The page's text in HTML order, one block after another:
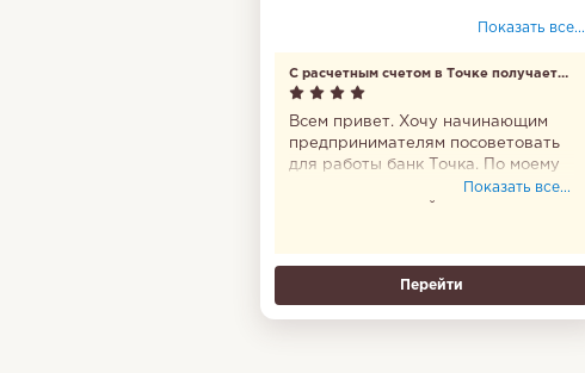
Показать все...
С расчетным счетом в Точке получается
реально экономить на банковских
операциях
Всем привет. Хочу начинающим
предпринимателям посоветовать
для работы банк Точка. По моему
мнению они предлагают много
подготовке документов. Мой счет
Показать все...
Перейти